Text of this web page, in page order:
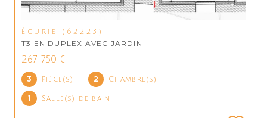
Écurie (62223)
T3 EN DUPLEX AVEC JARDIN
267 750 €
3 Pièce(s) 2 Chambre(s)
1 Salle(s) de bain